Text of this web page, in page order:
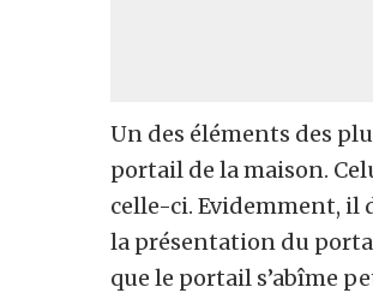
Un des éléments des
portail de la maison.
celle-ci. Evidemment, il
la présentation du
que le portail s’abîme